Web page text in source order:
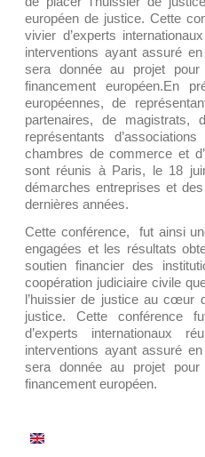
européen de justice. Cette
vivier d’experts
interventions ayant assuré
sera donnée au projet
financement européen.En
européennes, de
partenaires, de magistrats,
représentants
chambres de commerce et
sont réunis à Paris, le 18
démarches entreprises et
dernières années.
Cette conférence, fut ainsi
engagées et les résultats
soutien financier des
coopération judiciaire civile
l’huissier de justice au cœur
justice. Cette conférence
d’experts internationaux
interventions ayant assuré
sera donnée au projet
financement européen.